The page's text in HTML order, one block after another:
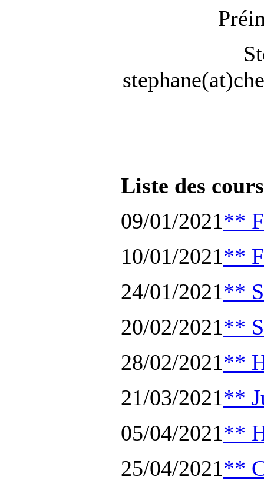
Liste des
09/01/2021**
10/01/2021**
24/01/2021**
20/02/2021**
28/02/2021**
21/03/2021**
05/04/2021**
25/04/2021**